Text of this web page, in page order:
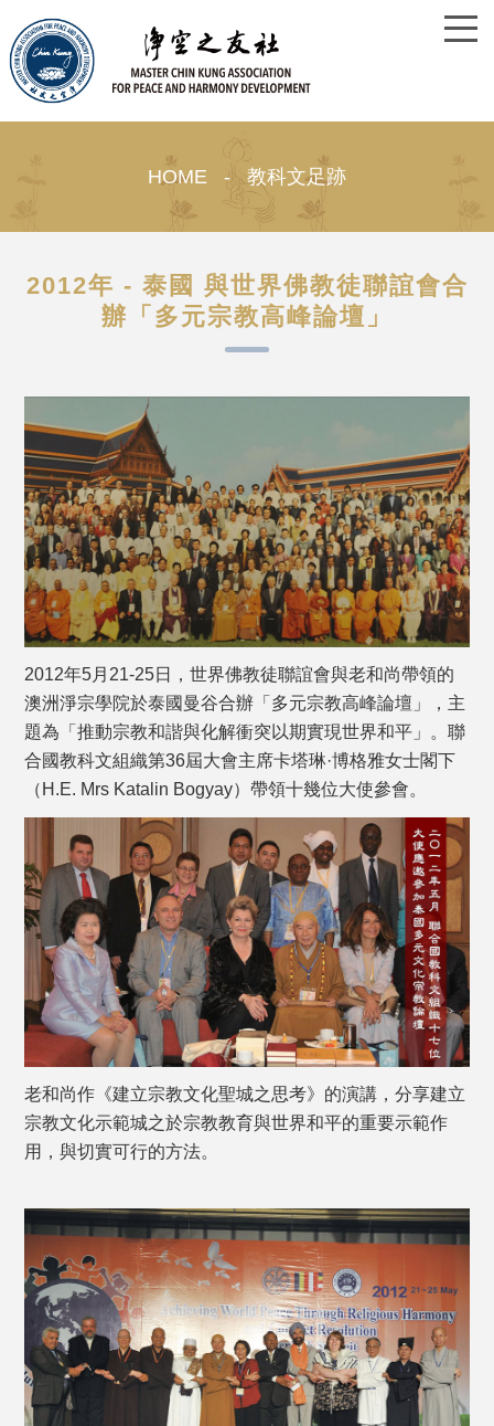
HOME - 教科文足跡
2012年 - 泰國 與世界佛教徒聯誼會合
辦「多元宗教高峰論壇」
2012年5月21-25日，世界佛教徒聯誼會與老和尚帶領的
澳洲淨宗學院於泰國曼谷合辦「多元宗教高峰論壇」，主
題為「推動宗教和諧與化解衝突以期實現世界和平」。聯
合國教科文組織第36屆大會主席卡塔琳·博格雅女士閣下
（H.E. Mrs Katalin Bogyay）帶領十幾位大使參會。
老和尚作《建立宗教文化聖城之思考》的演講，分享建立
宗教文化示範城之於宗教教育與世界和平的重要示範作
用，與切實可行的方法。